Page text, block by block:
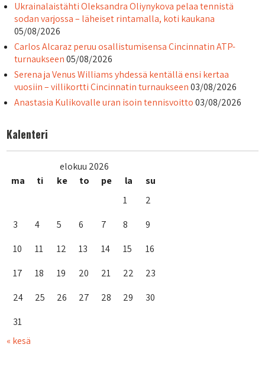
Ukrainalaistähti Oleksandra Oliynykova pelaa tennistä
sodan varjossa – läheiset rintamalla, koti kaukana
05/08/2026
Carlos Alcaraz peruu osallistumisensa Cincinnatin ATP-
turnaukseen 05/08/2026
Serena ja Venus Williams yhdessä kentällä ensi kertaa
vuosiin – villikortti Cincinnatin turnaukseen 03/08/2026
Anastasia Kulikovalle uran isoin tennisvoitto 03/08/2026
Kalenteri
elokuu 2026
ma
ti ke to pe la
su
1
2
3
4 5 6 7 8
9
10
11 12 13 14 15
16
17
18 19 20 21 22
23
24
25 26 27 28 29
30
31
« kesä